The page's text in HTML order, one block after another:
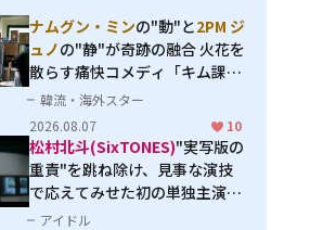
ナムグン・ミンの"動"と2PM ジ
ュノの"静"が奇跡の融合 火花を
散らす痛快コメディ「キム課長
とソ理事～Bravo! Your Life
～」
韓流・海外スター
2026.08.07
10
松村北斗(SixTONES)"実写版の
重責"を跳ね除け、見事な演技
で応えてみせた初の単独主演映
画「秒速5センチメートル」
アイドル